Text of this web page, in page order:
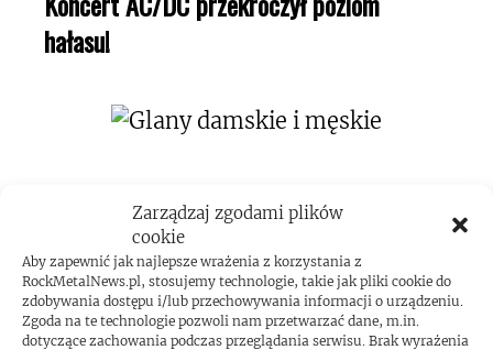
Zarządzaj zgodami plików
cookie
Aby zapewnić jak najlepsze wrażenia z korzystania z
RockMetalNews.pl, stosujemy technologie, takie jak pliki cookie do
zdobywania dostępu i/lub przechowywania informacji o urządzeniu.
Zgoda na te technologie pozwoli nam przetwarzać dane, m.in.
dotyczące zachowania podczas przeglądania serwisu. Brak wyrażenia
hałasu!
ROCKMETALNEWS TV